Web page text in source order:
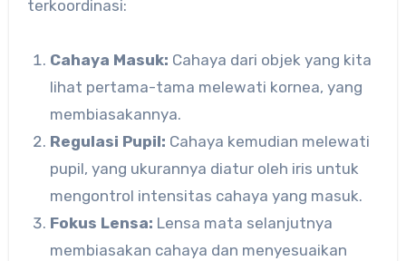
terkoordinasi:
Cahaya Masuk: Cahaya dari objek yang kita
lihat pertama-tama melewati kornea, yang
membiasakannya.
Regulasi Pupil: Cahaya kemudian melewati
pupil, yang ukurannya diatur oleh iris untuk
mengontrol intensitas cahaya yang masuk.
Fokus Lensa: Lensa mata selanjutnya
membiasakan cahaya dan menyesuaikan